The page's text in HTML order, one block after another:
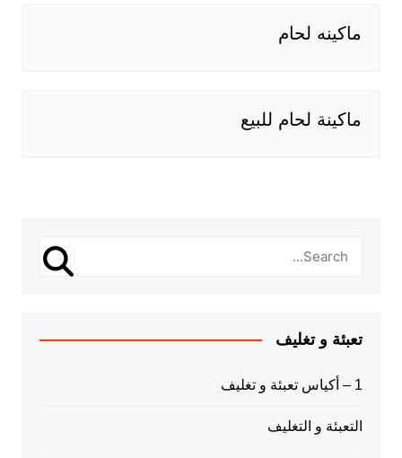
ماكينه لحام
ماكينة لحام للبيع
تعبئة و تغليف
1 – أكياس تعبئة و تغليف
التعبئة و التغليف